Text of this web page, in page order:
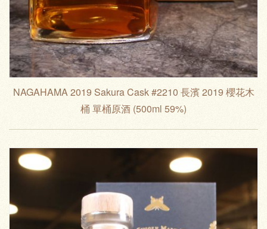
NAGAHAMA 2019 Sakura Cask #2210 長濱 2019 櫻花木
桶 單桶原酒 (500ml 59%)